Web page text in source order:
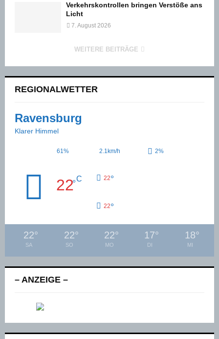
Verkehrskontrollen bringen Verstöße ans
Licht
7. August 2026
WEITERE BEITRÄGE
REGIONALWETTER
Ravensburg
Klarer Himmel
61% 2.1km/h 2%
22°C 22°
22°
22°
SA
22°
SO
22°
MO
17°
DI
18°
MI
– ANZEIGE –